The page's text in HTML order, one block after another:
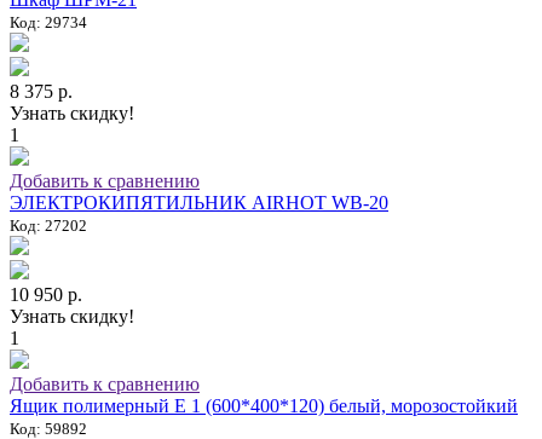
Код: 29734
8 375 р.
Узнать скидку!
1
Добавить к сравнению
ЭЛЕКТРОКИПЯТИЛЬНИК AIRHOT WB-20
Код: 27202
10 950 р.
Узнать скидку!
1
Добавить к сравнению
Ящик полимерный E 1 (600*400*120) белый, морозостойкий
Код: 59892